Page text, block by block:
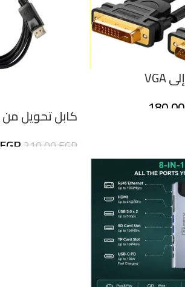
180,00
210,00EGP
EGP